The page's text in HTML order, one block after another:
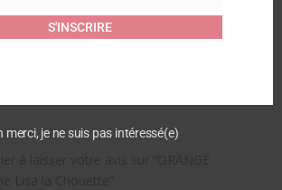
à laisser votre avis sur “ORANGE
Lisa la Chouette”
S'INSCRIRE
merci, je ne suis pas intéressé(e)